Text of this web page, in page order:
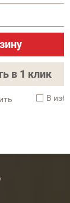
в 1 клик
В